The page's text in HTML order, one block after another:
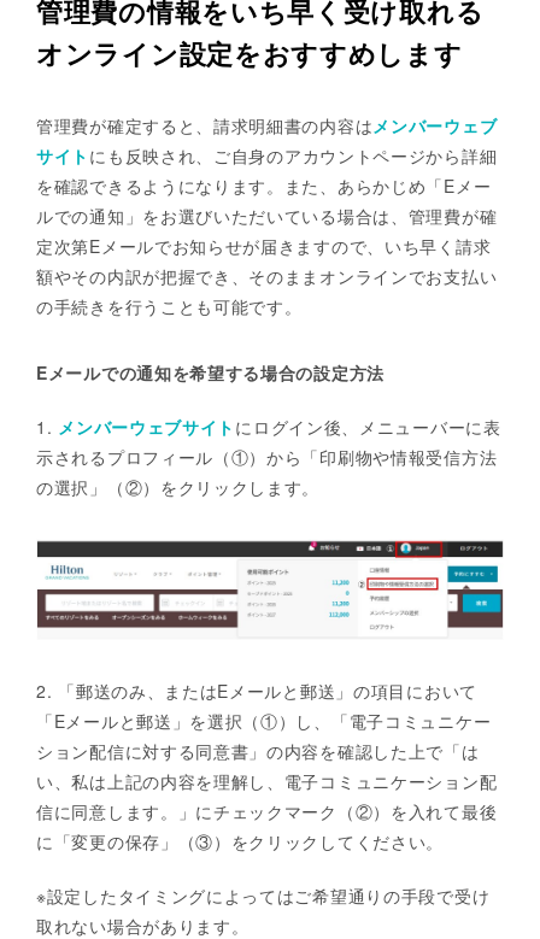
管理費の情報をいち早く受け取れる
オンライン設定をおすすめします
管理費が確定すると、請求明細書の内容はメンバーウェブ
サイト にも反映され、ご自身のアカウントページから詳細
を確認できるようになります。また、あらかじめ「Eメー
ルでの通知」をお選びいただいている場合は、管理費が確
定次第Eメールでお知らせが届きますので、いち早く請求
額やその内訳が把握でき、そのままオンラインでお支払い
の手続きを行うことも可能です。
Eメールでの通知を希望する場合の設定方法
1. メンバーウェブサイト にログイン後、メニューバーに表
示されるプロフィール（①）から「印刷物や情報受信方法
の選択」（②）をクリックします。
2. 「郵送のみ、またはEメールと郵送」の項目において
「Eメールと郵送」を選択（①）し、「電子コミュニケー
ション配信に対する同意書」の内容を確認した上で「は
い、私は上記の内容を理解し、電子コミュニケーション配
信に同意します。」にチェックマーク（②）を入れて最後
に「変更の保存」（③）をクリックしてください。
※設定したタイミングによってはご希望通りの手段で受け
取れない場合があります。